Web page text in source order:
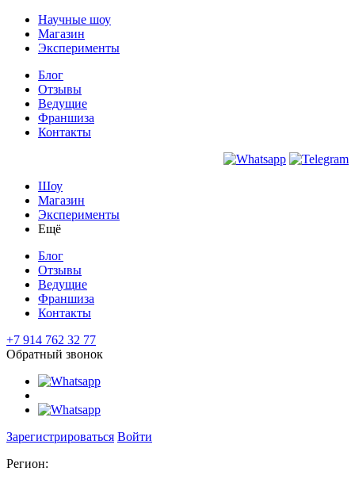
Научные шоу
Магазин
Эксперименты
Блог
Отзывы
Ведущие
Франшиза
Контакты
Шоу
Магазин
Эксперименты
Ещё
Блог
Отзывы
Ведущие
Франшиза
Контакты
+7 914 762 32 77
Обратный звонок
Зарегистрироваться Войти
Регион: